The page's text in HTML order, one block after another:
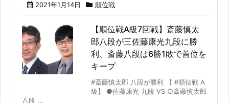
2021年1月14日 順位戦
【順位戦A級7回戦】斎藤慎太
郎八段が三佐藤康光九段に勝
利、斎藤八段は6勝1敗で首位を
キープ
#斎藤慎太郎 八段が勝利 【 #順位戦 A
級】 ●佐藤康光 九段 VS ○斎藤慎太郎
八段 ...